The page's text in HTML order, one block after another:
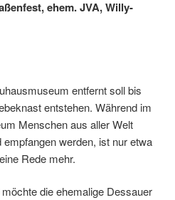
ehem. JVA, Willy-
entfernt soll bis
entstehen. Während im
Menschen aus aller Welt
werden, ist nur etwa
Rede mehr.
die ehemalige Dessauer